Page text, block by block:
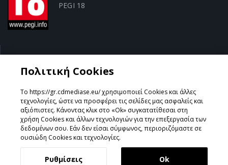
PEGI 18
Action
Σχεδιάστηκε & Υλοποιήθηκε απόGeeSmo - Internet
Transformation
Πολιτική Cookies
Το https://gr.cdmediase.eu/ χρησιμοποιεί Cookies και άλλες
τεχνολογίες, ώστε να προσφέρει τις σελίδες μας ασφαλείς και
αξιόπιστες. Κάνοντας κλικ στο «Ok» συγκατατίθεσαι στη
χρήση Cookies και άλλων τεχνολογιών για την επεξεργασία των
δεδομένων σου. Εάν δεν είσαι σύμφωνος, περιοριζόμαστε σε
ουσιώδη Cookies και τεχνολογίες.
Ρυθμίσεις Ok